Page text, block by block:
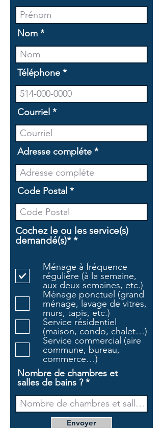
Nom
Téléphone
Courriel
Adresse compléte
Code Postal
Cochez le ou les service(s)
demandé(s)* *O
g
a
t
o
i
r
e
Ménage à fréquence
régulière (à la semaine,
aux deux semaines, etc.)
Ménage ponctuel (grand
ménage, lavage de vitres,
murs, tapis, etc.)
Service résidentiel
(maison, condo, chalet…)
Service commercial (aire
commune, bureau,
commerce…)
Nombre de chambres et
salles de bains ?
Envoyer